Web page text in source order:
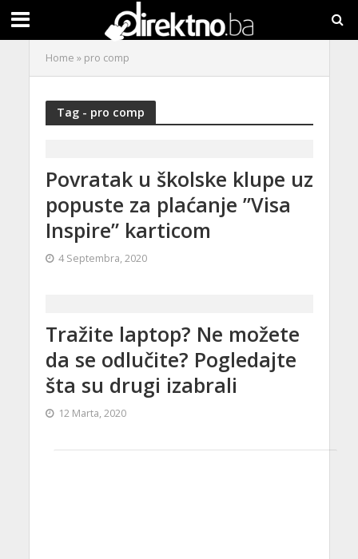
Home » pro comp
Tag - pro comp
Povratak u školske klupe uz
popuste za plaćanje ”Visa
Inspire” karticom
4 Septembra, 2020
Tražite laptop? Ne možete
da se odlučite? Pogledajte
šta su drugi izabrali
12 Marta, 2020